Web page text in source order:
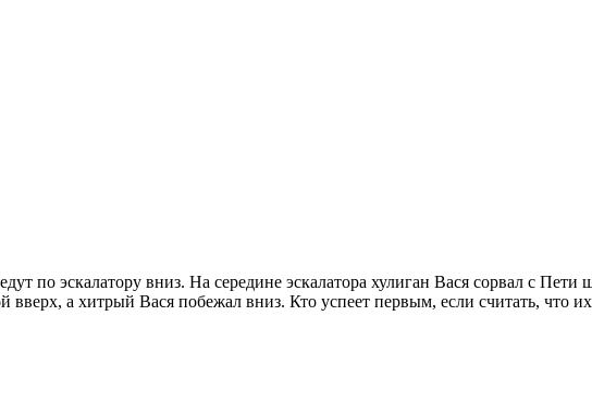
по эскалатору вниз. На середине эскалатора хулиган Вася сорвал с
а хитрый Вася побежал вниз. Кто успеет первым, если считать, что